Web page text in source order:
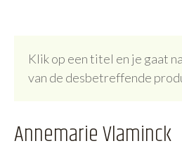
Klik op een titel en je gaat
van de desbetreffende
Annemarie Vlaminck